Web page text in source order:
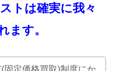
トは確実に我々
ます。